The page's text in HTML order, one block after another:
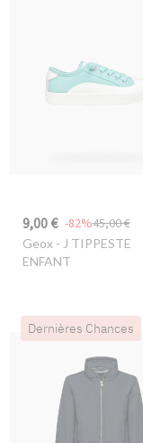
9,00 € 45,00 €
-82%
Geox- J TIPPESTE
ENFANT
Dernières Chances